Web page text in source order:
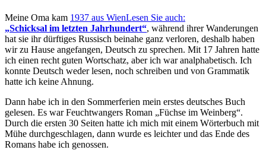
Meine Oma kam 1937 aus WienLesen Sie auch:
Schicksal im letzten Jahrhundert , während ihrer Wanderungen
hat sie ihr dürftiges Russisch beinahe ganz verloren, deshalb haben
wir zu Hause angefangen, Deutsch zu sprechen. Mit 17 Jahren hatte
ich einen recht guten Wortschatz, aber ich war analphabetisch. Ich
konnte Deutsch weder lesen, noch schreiben und von Grammatik
hatte ich keine Ahnung.
Dann habe ich in den Sommerferien mein erstes deutsches Buch
gelesen. Es war Feuchtwangers Roman
Füchse im Weinberg .
Durch die ersten 30 Seiten hatte ich mich mit einem Wörterbuch mit
Mühe durchgeschlagen, dann wurde es leichter und das Ende des
Romans habe ich genossen.